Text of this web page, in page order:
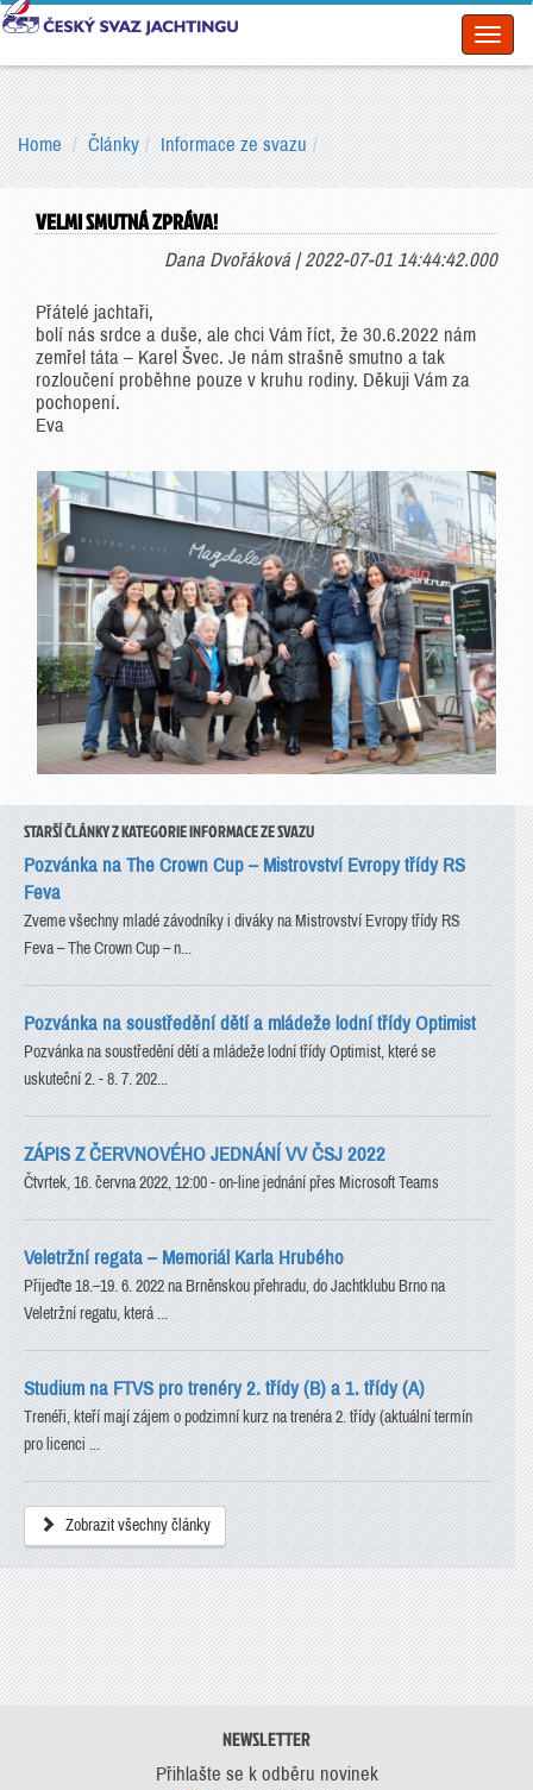
Home Články Informace ze svazu
VELMI SMUTNÁ ZPRÁVA!
Dana Dvořáková | 2022-07-01 14:44:42.000
Přátelé jachtaři,
bolí nás srdce a duše, ale chci Vám říct, že 30.6.2022 nám
zemřel táta – Karel Švec. Je nám strašně smutno a tak
rozloučení proběhne pouze v kruhu rodiny. Děkuji Vám za
pochopení.
Eva
STARŠÍ ČLÁNKY Z KATEGORIE INFORMACE ZE SVAZU
Pozvánka na The Crown Cup – Mistrovství Evropy třídy RS
Feva
Zveme všechny mladé závodníky i diváky na Mistrovství Evropy třídy RS
Feva – The Crown Cup – n...
Pozvánka na soustředění dětí a mládeže lodní třídy Optimist
Pozvánka na soustředění dětí a mládeže lodní třídy Optimist, které se
uskuteční 2. - 8. 7. 202...
ZÁPIS Z ČERVNOVÉHO JEDNÁNÍ VV ČSJ 2022
Čtvrtek, 16. června 2022, 12:00 - on-line jednání přes Microsoft Teams
Veletržní regata – Memoriál Karla Hrubého
Přijeďte 18.–19. 6. 2022 na Brněnskou přehradu, do Jachtklubu Brno na
Veletržní regatu, která ...
Studium na FTVS pro trenéry 2. třídy (B) a 1. třídy (A)
Trenéři, kteří mají zájem o podzimní kurz na trenéra 2. třídy (aktuální termín
pro licenci ...
Zobrazit všechny články
NEWSLETTER
Přihlašte se k odběru novinek